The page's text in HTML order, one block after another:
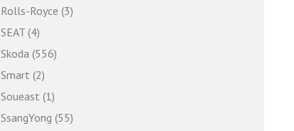
Rolls-Royce (3)
SEAT (4)
Skoda (556)
Smart (2)
Soueast (1)
SsangYong (55)